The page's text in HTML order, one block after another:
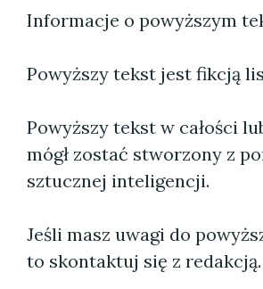
Informacje o powyższym
Powyższy tekst jest fikcją
Powyższy tekst w całości
mógł zostać stworzony z
sztucznej inteligencji.
Jeśli masz uwagi do
to skontaktuj się z redakcją.